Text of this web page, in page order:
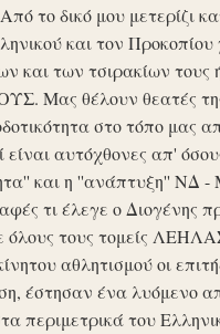
το δικό μου μετερίζι
και τον Προκοπίου
και των τσιρακίων
Μας θέλουν θεατές
στο τόπο μας
είναι αυτόχθονες απ'
και η ''ανάπτυξη''
τι έλεγε ο Διογένης
τους τομείς
αθλητισμού οι
έστησαν ένα λυόμενο
περιμετρικά του